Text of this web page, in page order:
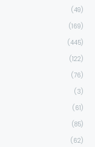
(49)
(169)
(445)
(122)
(76)
(3)
(61)
(85)
(62)